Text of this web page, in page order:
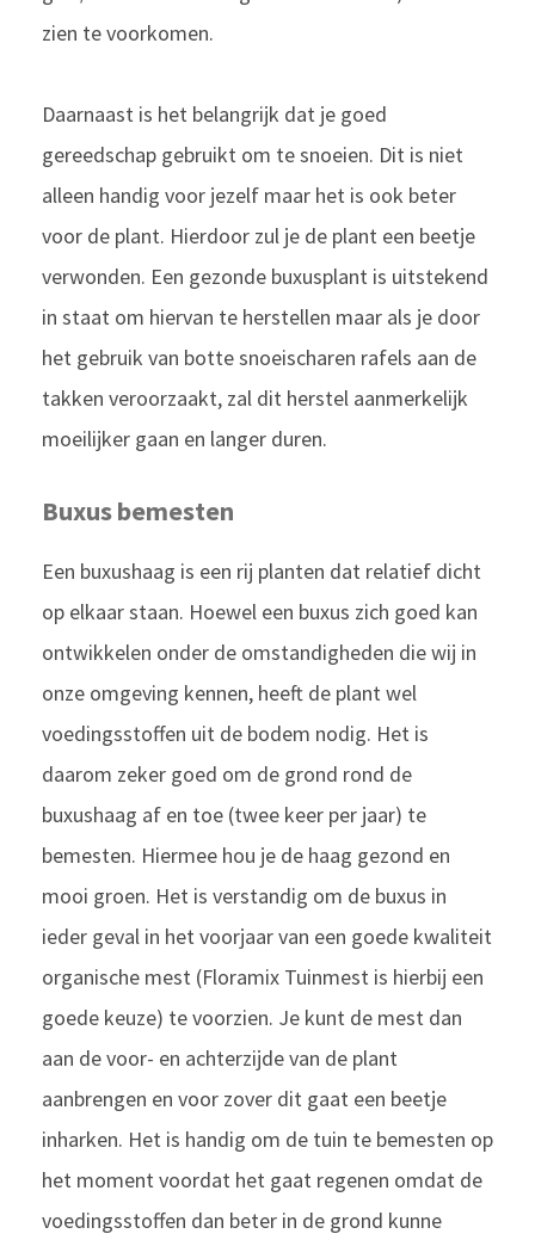
zien te voorkomen.
Daarnaast is het belangrijk dat je goed
gereedschap gebruikt om te snoeien. Dit is niet
alleen handig voor jezelf maar het is ook beter
voor de plant. Hierdoor zul je de plant een beetje
verwonden. Een gezonde buxusplant is uitstekend
in staat om hiervan te herstellen maar als je door
het gebruik van botte snoeischaren rafels aan de
takken veroorzaakt, zal dit herstel aanmerkelijk
moeilijker gaan en langer duren.
Buxus bemesten
Een buxushaag is een rij planten dat relatief dicht
op elkaar staan. Hoewel een buxus zich goed kan
ontwikkelen onder de omstandigheden die wij in
onze omgeving kennen, heeft de plant wel
voedingsstoffen uit de bodem nodig. Het is
daarom zeker goed om de grond rond de
buxushaag af en toe (twee keer per jaar) te
bemesten. Hiermee hou je de haag gezond en
mooi groen. Het is verstandig om de buxus in
ieder geval in het voorjaar van een goede kwaliteit
organische mest (Floramix Tuinmest is hierbij een
goede keuze) te voorzien. Je kunt de mest dan
aan de voor- en achterzijde van de plant
aanbrengen en voor zover dit gaat een beetje
inharken. Het is handig om de tuin te bemesten op
het moment voordat het gaat regenen omdat de
voedingsstoffen dan beter in de grond kunne